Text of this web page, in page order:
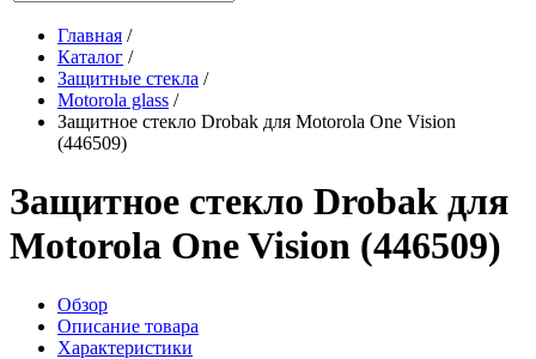
Главная /
Каталог /
Защитные стекла /
Motorola glass /
Защитное стекло Drobak для Motorola One Vision
(446509)
Защитное стекло Drobak для
Motorola One Vision (446509)
Обзор
Описание товара
Характеристики